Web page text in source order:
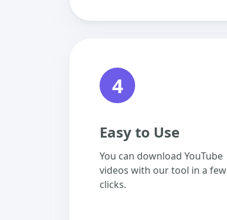
4
Easy to Use
You can download YouTube
videos with our tool in a few
clicks.